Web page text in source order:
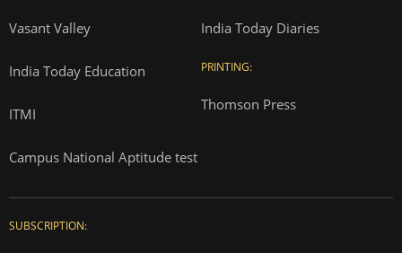
Vasant Valley
India Today Education
ITMI
Campus National Aptitude test
India Today Diaries
PRINTING:
Thomson Press
SUBSCRIPTION: